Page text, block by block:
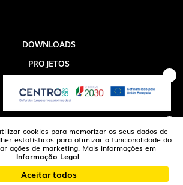
cookies para memorizar os seus dados de
estatísticas para otimizar a funcionalidade do
ações de marketing. Mais informações em
Informação Legal.
Aceitar todos
DOWNLOADS
PROJETOS
A EXPORLUX
NOTÍCIAS
CONTACTOS
DENÚNCIAS